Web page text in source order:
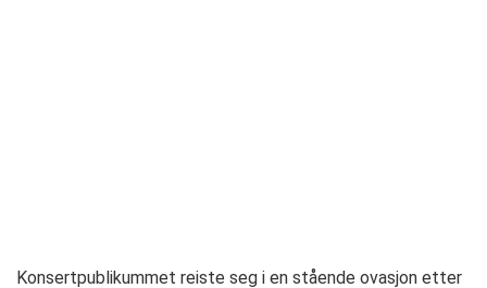
Konsertpublikummet reiste seg i en stående ovasjon etter